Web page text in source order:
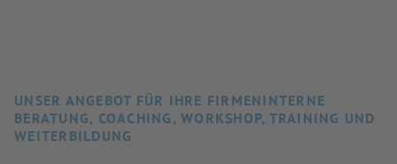
UNSER ANGEBOT FÜR IHRE FIRMENINTERNE
BERATUNG, COACHING, WORKSHOP, TRAINING UND
WEITERBILDUNG